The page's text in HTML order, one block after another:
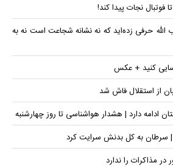
فوتبال نجات پیدا کند!
الله حرفی زده‌اید که نه نشانه شجاعت است نه به
کنید + عکس
از استقلال فاش شد
| سرطان به کل بدنش سرایت کرد
در مذاکرات را ندارد